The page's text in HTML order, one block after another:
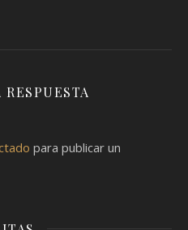
RESPUESTA
para publicar un